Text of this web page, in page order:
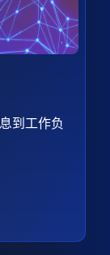
到工作负